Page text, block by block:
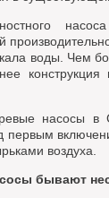
воды. Чем
насосы в
первым
воздуха.
бывают